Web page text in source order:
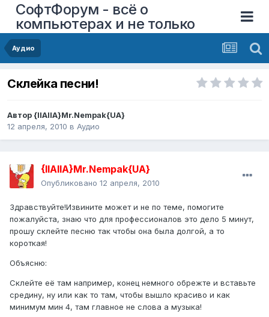
СофтФорум - всё о
компьютерах и не только
Аудио
Склейка песни!
Автор {IIAIIA}Mr.Nempak{UA}
12 апреля, 2010 в Аудио
{IIAIIA}Mr.Nempak{UA}
Опубликовано 12 апреля, 2010
Здравствуйте!Извините может и не по теме, помогите
пожалуйста, знаю что для профессионалов это дело 5 минут,
прошу склейте песню так чтобы она была долгой, а то
короткая!
Объясню:
Склейте её там например, конец немного обрежте и вставьте
средину, ну или как то там, чтобы вышло красиво и как
минимум мин 4, там главное не слова а музыка!